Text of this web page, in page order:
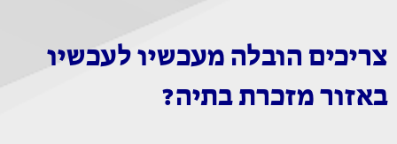
צריכים הובלה מעכשיו לעכשיו
באזור מזכרת בתיה?